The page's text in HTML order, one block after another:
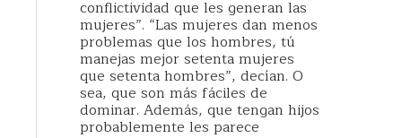
conflictividad que les generan las
mujeres”. “Las mujeres dan menos
problemas que los hombres, tú
manejas mejor setenta mujeres
que setenta hombres”, decían. O
sea, que son más fáciles de
dominar. Además, que tengan hijos
probablemente les parece